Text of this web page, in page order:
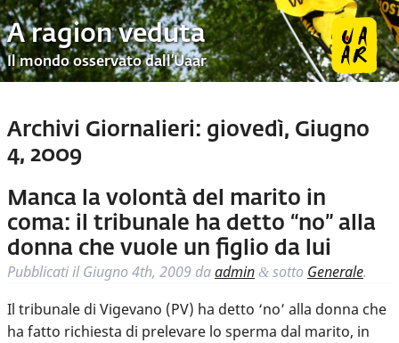
A ragion veduta
Il mondo osservato dall’Uaar
Archivi Giornalieri: giovedì, Giugno
4, 2009
Manca la volontà del marito in
coma: il tribunale ha detto “no” alla
donna che vuole un figlio da lui
Pubblicati ilGiugno 4th, 2009 daadmin & sotto Generale.
Il tribunale di Vigevano (PV) ha detto ‘no’ alla donna che
ha fatto richiesta di prelevare lo sperma dal marito, in